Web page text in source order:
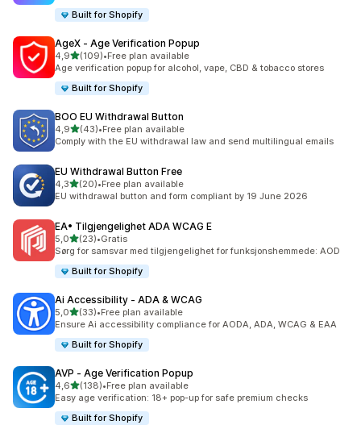
Built for Shopify
AgeX ‑ Age Verification Popup
4,9av 5 stjerner
(109)
Totalt 109 omtaler
•Free plan available
Age verification popup for alcohol, vape, CBD & tobacco stores
Built for Shopify
BOO EU Withdrawal Button
4,9av 5 stjerner
(43)
Totalt 43 omtaler
•Free plan available
Comply with the EU withdrawal law and send multilingual emails
EU Withdrawal Button Free
4,3av 5 stjerner
(20)
Totalt 20 omtaler
•Free plan available
EU withdrawal button and form compliant by 19 June 2026
EA• Tilgjengelighet ADA WCAG E
5,0av 5 stjerner
(23)
Totalt 23 omtaler
•Gratis
Sørg for samsvar med tilgjengelighet for funksjonshemmede: AOD
Built for Shopify
Ai Accessibility ‑ ADA & WCAG
5,0av 5 stjerner
(33)
Totalt 33 omtaler
•Free plan available
Ensure Ai accessibility compliance for AODA, ADA, WCAG & EAA
Built for Shopify
AVP ‑ Age Verification Popup
4,6av 5 stjerner
(138)
Totalt 138 omtaler
•Free plan available
Easy age verification: 18+ pop-up for safe premium checks
Built for Shopify